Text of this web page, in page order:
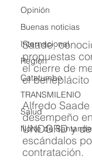
Opinión
Buenas noticias
Internacional
Region
Catatumbo
TRANSMILENIO
Salud
Norte de
Saade,
propuestas
el cierre de
el beneplácito
Alfredo
desempeño
UNDGRD y
escándalos
contratación.